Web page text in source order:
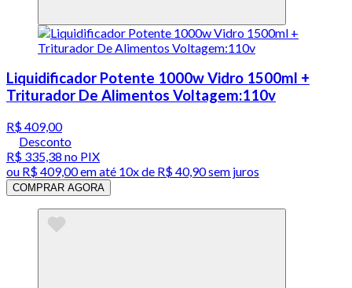
Liquidificador Potente 1000w Vidro 1500ml +
Triturador De Alimentos Voltagem:110v
R$ 409,00
Desconto
R$ 335,38 no PIX
ou R$ 409,00em até 10x de R$ 40,90 sem juros
COMPRAR AGORA